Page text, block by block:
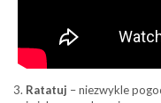
3. Ratatuj – niezwykle